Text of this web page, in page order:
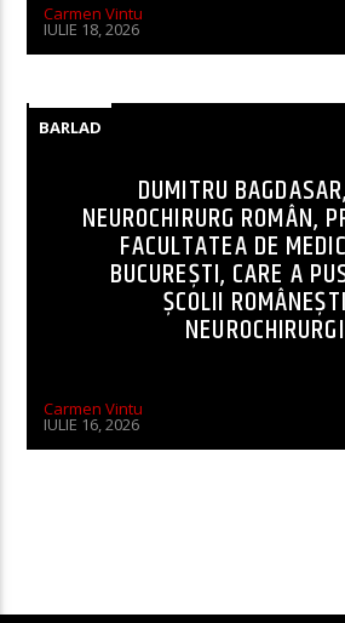
Carmen Vintu
IULIE 18, 2026
BARLAD
DUMITRU
NEUROCHIRURG ROMÂN,
FACULTATEA DE
BUCUREȘTI, CARE A
ȘCOLII
Carmen Vintu
IULIE 16, 2026